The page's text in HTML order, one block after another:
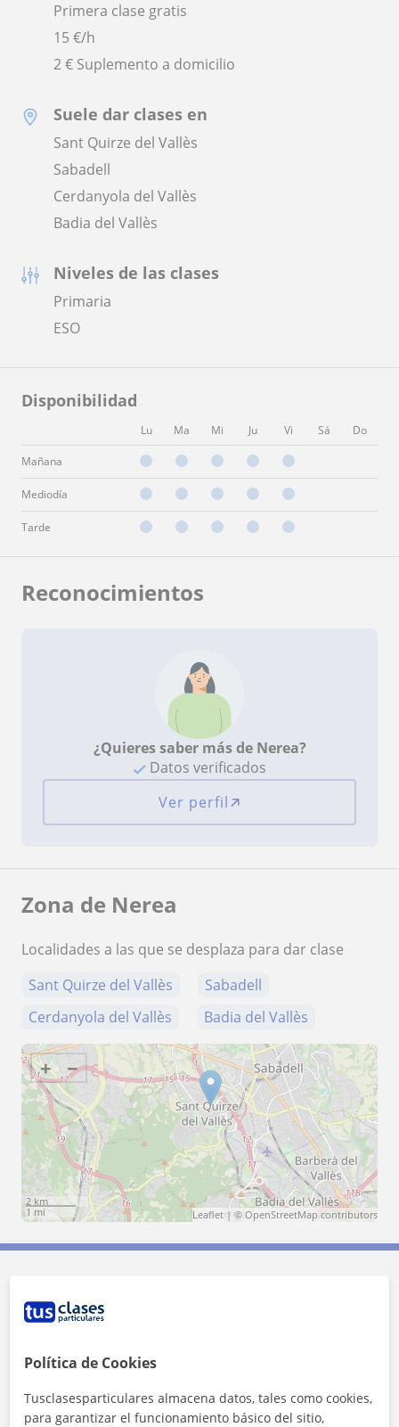
Primera clase gratis
15€/h
2 € Suplemento a domicilio
Suele dar clases en
Sant Quirze del Vallès
Sabadell
Cerdanyola del Vallès
Badia del Vallès
Niveles de las clases
Primaria
ESO
Disponibilidad
Lu Ma Mi Ju Vi Sá Do
Mañana
Mediodía
Tarde
Reconocimientos
¿Quieres saber más de Nerea?
Datos verificados
Ver perfil
Zona de Nerea
Localidades a las que se desplaza para dar clase
Sant Quirze del Vallès
Sabadell
Cerdanyola del Vallès
Badia del Vallès
+ −
2 km
1 mi
Leaflet| © OpenStreetMap contributors
Contacta con Nerea
1ª clase gratis
Política de Cookies
Tusclasesparticulares almacena datos, tales como cookies,
para garantizar el funcionamiento básico del sitio,